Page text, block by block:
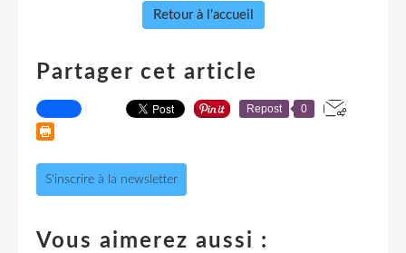
Retour à l'accueil
Partager cet article
Repost 0
S'inscrire à la newsletter
Vous aimerez aussi :